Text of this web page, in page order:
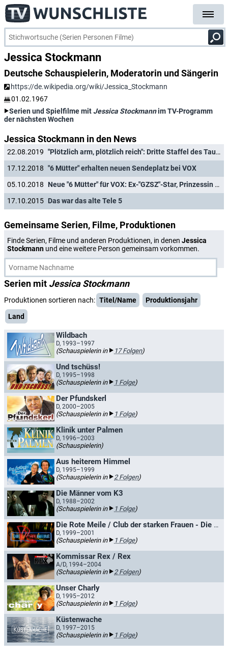
Jessica Stockmann
Deutsche Schauspielerin, Moderatorin und Sängerin
https://de.wikipedia.org/wiki/Jessica_Stockmann
01.02.1967
Serien und Spielfilme mit Jessica Stockmannim TV-Programm
der nächsten Wochen
Jessica Stockmann in den News
22.08.2019
"Plötzlich arm, plötzlich reich": Dritte Staffel des Tauschexperiments
17.12.2018 "6 Mütter" erhalten neuen Sendeplatz bei VOX
05.10.2018
Neue "6 Mütter" für VOX: Ex-"GZSZ"-Star, Prinzessin und Designerin
17.10.2015 Das war das alte Tele 5
Gemeinsame Serien, Filme, Produktionen
Finde Serien, Filme und anderen Produktionen, in denen Jessica
Stockmann und eine weitere Person gemeinsam vorkommen.
Serien mit Jessica Stockmann
Produktionen sortieren nach: Titel/Name
Produktionsjahr
Land
Wildbach
D, 1993–1997
(Schauspielerin in 17 Folgen)
Und tschüss!
D, 1995–1998
(Schauspielerin in 1 Folge)
Der Pfundskerl
D, 2000–2005
(Schauspielerin in 1 Folge)
Klinik unter Palmen
D, 1996–2003
(Schauspielerin)
Aus heiterem Himmel
D, 1995–1999
(Schauspielerin in 2 Folgen)
Die Männer vom K3
D, 1988–2002
(Schauspielerin in 1 Folge)
Die Rote Meile / Club der starken Frauen - Die Rote Meile
D, 1999–2001
(Schauspielerin in 1 Folge)
Kommissar Rex / Rex
A/D, 1994–2004
(Schauspielerin in 2 Folgen)
Unser Charly
D, 1995–2012
(Schauspielerin in 1 Folge)
Küstenwache
D, 1997–2015
(Schauspielerin in 1 Folge)